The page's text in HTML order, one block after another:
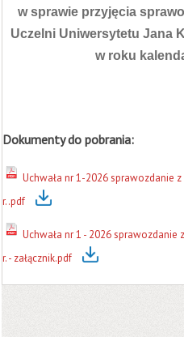
w sprawie przyjęcia
Uczelni Uniwersytetu Jana
w roku
Dokumenty do pobrania:
Uchwała nr 1-2026 sprawozdanie
r..pdf
Uchwała nr 1 - 2026 sprawozdanie
r. - załącznik.pdf